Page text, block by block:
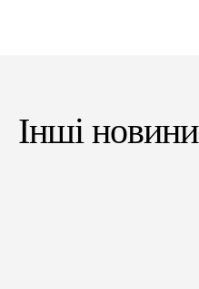
Інші новини